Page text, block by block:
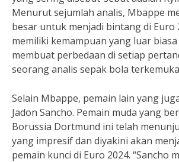
Menurut sejumlah analis, Mbappe
besar untuk menjadi bintang di Euro
memiliki kemampuan yang luar
membuat perbedaan di setiap
seorang analis sepak bola
Selain Mbappe, pemain lain yang
Jadon Sancho. Pemain muda yang
Borussia Dortmund ini telah
yang impresif dan diyakini akan
pemain kunci di Euro 2024. “Sancho